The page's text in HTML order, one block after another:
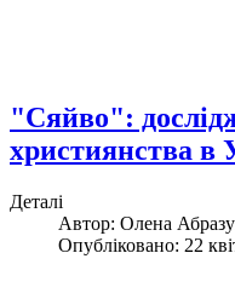
"Сяйво":
християнства в
Деталі
Автор: Олена
Опубліковано: 22